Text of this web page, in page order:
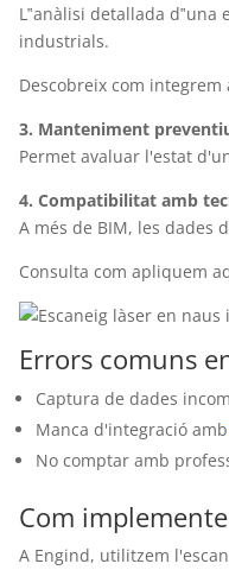
L‟anàlisi detallada
industrials.
Descobreix com
3. Manteniment
Permet avaluar l'estat
4. Compatibilitat amb
A més de BIM, les dades
Consulta com apliquem
Errors comuns
Captura de dades
Manca d'integració amb
No comptar amb
Com
A Engind, utilitzem